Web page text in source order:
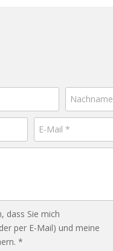
dass Sie mich
per E-Mail) und meine
*